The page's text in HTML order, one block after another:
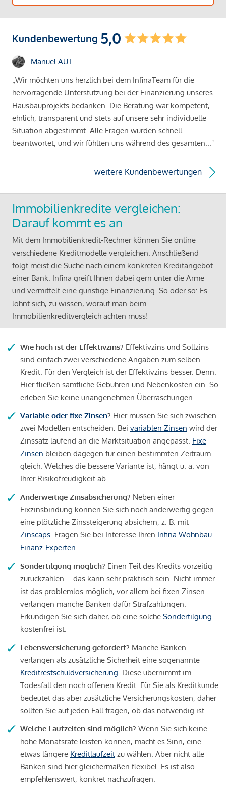
Kundenbewertung 5,0
Manuel AUT
„Wir möchten uns herzlich bei dem InfinaTeam für die
hervorragende Unterstützung bei der Finanzierung unseres
Hausbauprojekts bedanken. Die Beratung war kompetent,
ehrlich, transparent und stets auf unsere sehr individuelle
Situation abgestimmt. Alle Fragen wurden schnell
beantwortet, und wir fühlten uns während des gesamten..."
weitere Kundenbewertungen
Immobilienkredite vergleichen:
Darauf kommt es an
Mit dem Immobilienkredit-Rechner können Sie online
verschiedene Kreditmodelle vergleichen. Anschließend
folgt meist die Suche nach einem konkreten Kreditangebot
einer Bank. Infina greift Ihnen dabei gern unter die Arme
und vermittelt eine günstige Finanzierung. So oder so: Es
lohnt sich, zu wissen, worauf man beim
Immobilienkreditvergleich achten muss!
Wie hoch ist der Effektivzins? Effektivzins und Sollzins
sind einfach zwei verschiedene Angaben zum selben
Kredit. Für den Vergleich ist der Effektivzins besser. Denn:
Hier fließen sämtliche Gebühren und Nebenkosten ein. So
erleben Sie keine unangenehmen Überraschungen.
Variable oder fixe Zinsen? Hier müssen Sie sich zwischen
zwei Modellen entscheiden: Bei variablen Zinsen wird der
Zinssatz laufend an die Marktsituation angepasst. Fixe
Zinsen bleiben dagegen für einen bestimmten Zeitraum
gleich. Welches die bessere Variante ist, hängt u. a. von
Ihrer Risikofreudigkeit ab.
Anderweitige Zinsabsicherung? Neben einer
Fixzinsbindung können Sie sich noch anderweitig gegen
eine plötzliche Zinssteigerung absichern, z. B. mit
Zinscaps. Fragen Sie bei Interesse Ihren Infina Wohnbau-
Finanz-Experten.
Sondertilgung möglich? Einen Teil des Kredits vorzeitig
zurückzahlen – das kann sehr praktisch sein. Nicht immer
ist das problemlos möglich, vor allem bei fixen Zinsen
verlangen manche Banken dafür Strafzahlungen.
Erkundigen Sie sich daher, ob eine solche Sondertilgung
kostenfrei ist.
Lebensversicherung gefordert? Manche Banken
verlangen als zusätzliche Sicherheit eine sogenannte
Kreditrestschuldversicherung. Diese übernimmt im
Todesfall den noch offenen Kredit. Für Sie als Kreditkunde
bedeutet das aber zusätzliche Versicherungskosten, daher
sollten Sie auf jeden Fall fragen, ob das notwendig ist.
Welche Laufzeiten sind möglich? Wenn Sie sich keine
hohe Monatsrate leisten können, macht es Sinn, eine
etwas längere Kreditlaufzeit zu wählen. Aber nicht alle
Banken sind hier gleichermaßen flexibel. Es ist also
empfehlenswert, konkret nachzufragen.